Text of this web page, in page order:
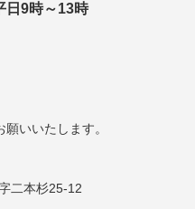
日9時～13時
いいたします。
二本杉25-12